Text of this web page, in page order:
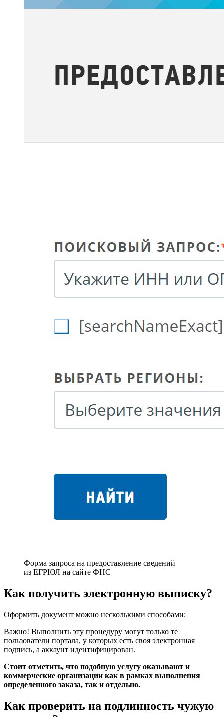
Форма запроса на предоставление сведений
из ЕГРЮЛ на сайте ФНС
Как получить электронную выписку?
Оформить документ можно несколькими способами:
Важно! Выполнить эту процедуру могут только те
пользователи портала, у которых есть своя электронная
подпись, а аккаунт идентифицирован.
Стоит отметить, что подобную услугу оказывают и
коммерческие организации как в рамках выполнения
определенного заказа, так и отдельно.
Как проверить на подлинность чужую